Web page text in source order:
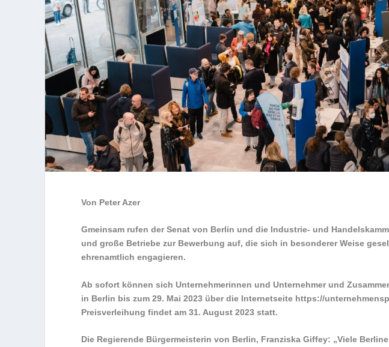
Von Peter Azer
Gmeinsam rufen der Senat von Berlin und die Industrie- und
und große Betriebe zur Bewerbung auf, die sich in besonderer Weise
ehrenamtlich engagieren.
Ab sofort können sich Unternehmerinnen und Unternehmer und
in Berlin bis zum 29. Mai 2023 über die Internetseite https://
Preisverleihung findet am 31. August 2023 statt.
Die Regierende Bürgermeisterin von Berlin, Franziska Giffey: „Viele